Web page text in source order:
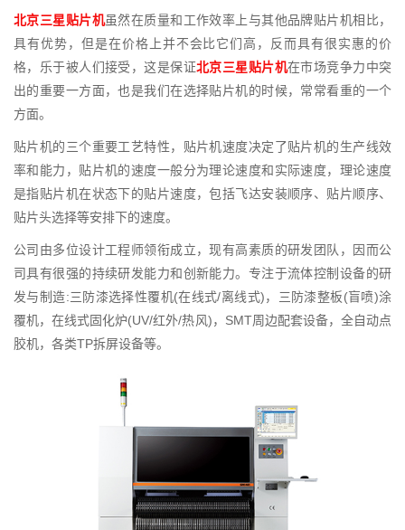
北京三星贴片机虽然在质量和工作效率上与其他品牌贴片机相比，
具有优势，但是在价格上并不会比它们高，反而具有很实惠的价
格，乐于被人们接受，这是保证北京三星贴片机在市场竞争力中突
出的重要一方面，也是我们在选择贴片机的时候，常常看重的一个
方面。
贴片机的三个重要工艺特性，贴片机速度决定了贴片机的生产线效
率和能力，贴片机的速度一般分为理论速度和实际速度，理论速度
是指贴片机在状态下的贴片速度，包括飞达安装顺序、贴片顺序、
贴片头选择等安排下的速度。
公司由多位设计工程师领衔成立，现有高素质的研发团队，因而公
司具有很强的持续研发能力和创新能力。专注于流体控制设备的研
发与制造:三防漆选择性覆机(在线式/离线式)，三防漆整板(盲喷)涂
覆机，在线式固化炉(UV/红外/热风)，SMT周边配套设备，全自动点
胶机，各类TP拆屏设备等。